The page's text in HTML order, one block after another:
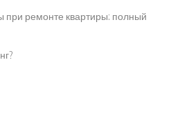
ремонте квартиры: полный